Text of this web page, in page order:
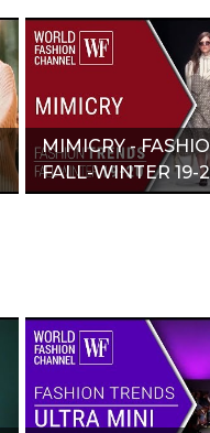
MIMICRY -
FALL-WINTER 19-